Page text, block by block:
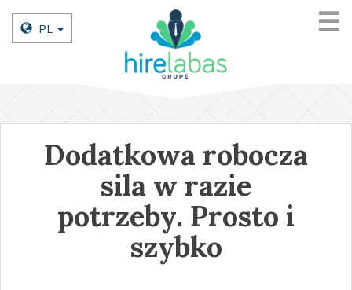
PL ☰
Dodatkowa robocza
sila w razie
potrzeby. Prosto i
szybko